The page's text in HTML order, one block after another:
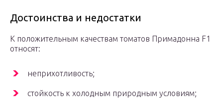
Достоинства и недостатки
К положительным качествам томатов Примадонна F1
относят:
неприхотливость;
стойкость к холодным природным условиям;